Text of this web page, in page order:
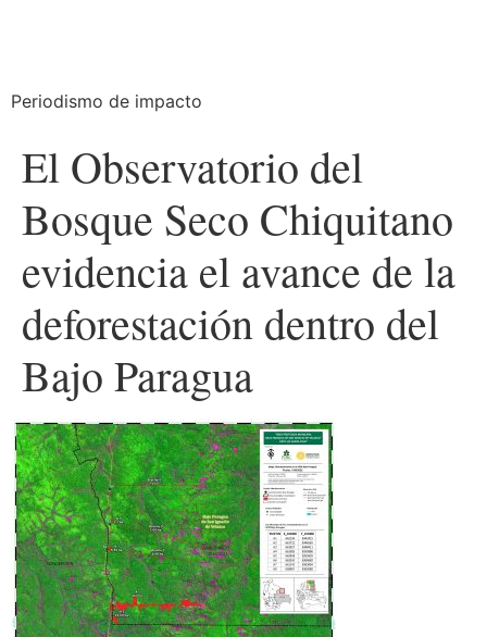
Periodismo de impacto
El Observatorio del
Bosque Seco Chiquitano
evidencia el avance de la
deforestación dentro del
Bajo Paragua